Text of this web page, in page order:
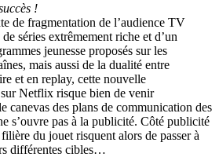
!
de fragmentation de l’audience TV
séries extrêmement riche et d’un
jeunesse proposés sur les
mais aussi de la dualité entre
et en replay, cette nouvelle
Netflix risque bien de venir
canevas des plans de communication des
s’ouvre pas à la publicité. Côté publicité
du jouet risquent alors de passer à
différentes cibles…